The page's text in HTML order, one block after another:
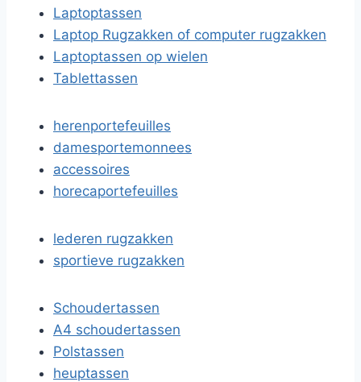
Laptoptassen
Laptop Rugzakken of computer rugzakken
Laptoptassen op wielen
Tablettassen
herenportefeuilles
damesportemonnees
accessoires
horecaportefeuilles
lederen rugzakken
sportieve rugzakken
Schoudertassen
A4 schoudertassen
Polstassen
heuptassen